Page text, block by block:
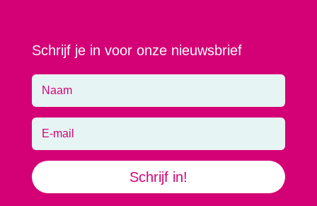
Schrijf je in voor onze nieuwsbrief
Schrijf in!